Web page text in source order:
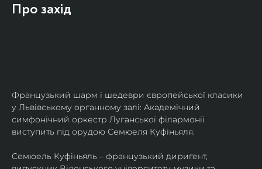
Про захід
Французький шарм і шедеври європейської класики
у Львівському органному залі: Академічний
симфонічний оркестр Луганської філармонії
виступить під орудою Семюеля Куфіньяля.
Семюель Куфіньяль – французький дириґент,